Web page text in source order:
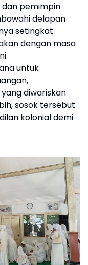
dan pemimpin
delapan
setingkat
dengan masa
untuk
diwariskan
sosok tersebut
kolonial demi